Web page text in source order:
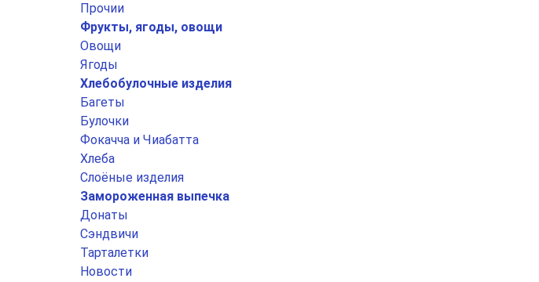
Прочии
Фрукты, ягоды, овощи
Овощи
Ягоды
Хлебобулочные изделия
Багеты
Булочки
Фокачча и Чиабатта
Хлеба
Слоёные изделия
Замороженная выпечка
Донаты
Сэндвичи
Тарталетки
Новости